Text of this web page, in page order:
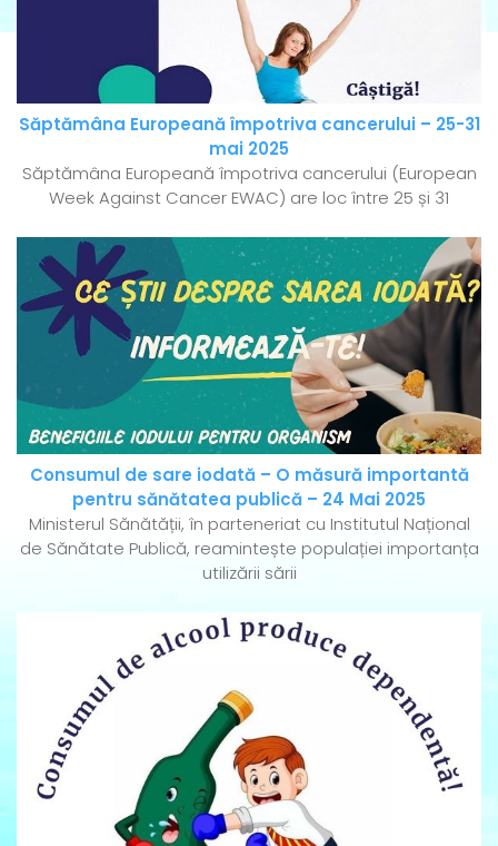
Săptămâna Europeană împotriva cancerului – 25-31
mai 2025
Săptămâna Europeană împotriva cancerului (European
Week Against Cancer EWAC) are loc între 25 și 31
Consumul de sare iodată – O măsură importantă
pentru sănătatea publică – 24 Mai 2025
Ministerul Sănătății, în parteneriat cu Institutul Național
de Sănătate Publică, reamintește populației importanța
utilizării sării